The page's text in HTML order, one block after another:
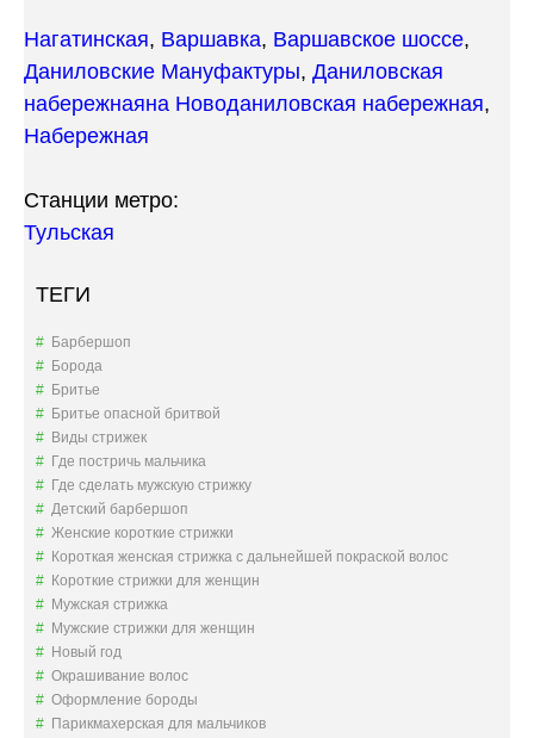
Нагатинская, Варшавка, Варшавское шоссе,
Даниловские Мануфактуры, Даниловская
набережнаяна Новоданиловская набережная,
Набережная
Станции метро:
Тульская
ТЕГИ
Барбершоп
Борода
Бритье
Бритье опасной бритвой
Виды стрижек
Где постричь мальчика
Где сделать мужскую стрижку
Детский барбершоп
Женские короткие стрижки
Короткая женская стрижка с дальнейшей покраской волос
Короткие стрижки для женщин
Мужская стрижка
Мужские стрижки для женщин
Новый год
Окрашивание волос
Оформление бороды
Парикмахерская для мальчиков